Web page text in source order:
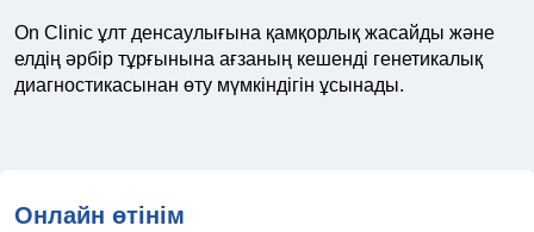
On Clinic ұлт денсаулығына қамқорлық жасайды және
елдің әрбір тұрғынына ағзаның кешенді генетикалық
диагностикасынан өту мүмкіндігін ұсынады.
Онлайн өтінім